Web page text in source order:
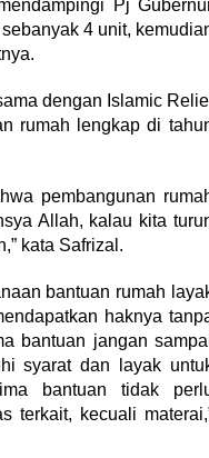
Pj
4 unit,
dengan Islamic
rumah lengkap di
pembangunan
Allah, kalau kita
kata Safrizal.
bantuan rumah
haknya
bantuan jangan
syarat dan layak
bantuan tidak
terkait, kecuali